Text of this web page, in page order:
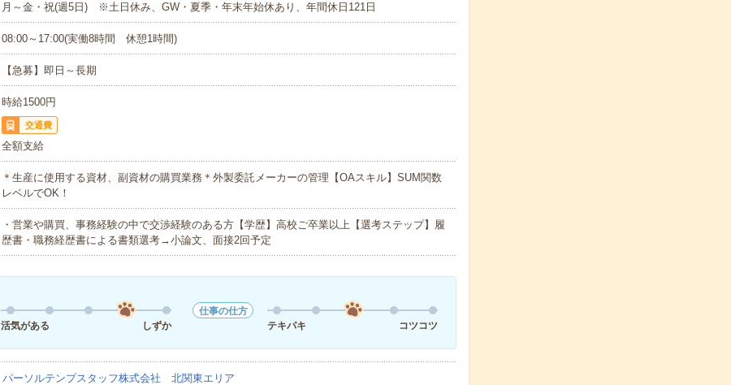
月～金・祝(週5日) ※土日休み、GW・夏季・年末年始休あり、年間休日121日
08:00～17:00(実働8時間 休憩1時間)
【急募】即日～長期
時給1500円
交通費
全額支給
＊生産に使用する資材、副資材の購買業務＊外製委託メーカーの管理【OAスキル】SUM関数
レベルでOK！
・営業や購買、事務経験の中で交渉経験のある方【学歴】高校ご卒業以上【選考ステップ】履
歴書・職務経歴書による書類選考→小論文、面接2回予定
活気がある
しずか
仕事の仕方
テキパキ
コツコツ
パーソルテンプスタッフ株式会社 北関東エリア